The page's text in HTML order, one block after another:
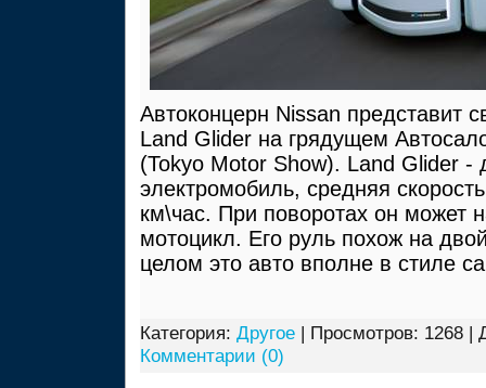
Автоконцерн Nissan представит
Land Glider на грядущем
(Tokyo Motor Show). Land Glider -
электромобиль, средняя
км\час. При поворотах он может
мотоцикл. Его руль похож на
целом это авто вполне в стиле
Категория: Другое| Просмотров: 1268 |
Комментарии (0)